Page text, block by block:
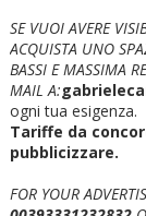
SE VUOI AVERE
ACQUISTA UNO
BASSI E MASSIMA
MAIL A:
ogni tua esigenza.
Tariffe da
pubblicizzare.
FOR YOUR